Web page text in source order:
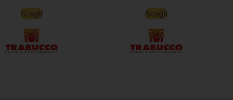
Scegli Scegli